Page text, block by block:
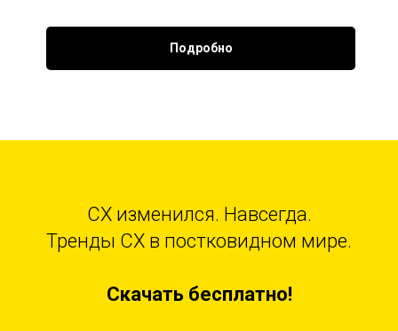
Подробно
CX изменился. Навсегда.
Тренды CX в постковидном мире.
Скачать бесплатно!